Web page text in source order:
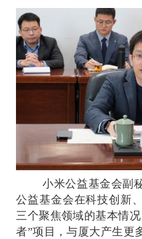
小米公益基金会副
公益基金会在科技创新
三个聚焦领域的基本情
者”项目，与厦大产生更